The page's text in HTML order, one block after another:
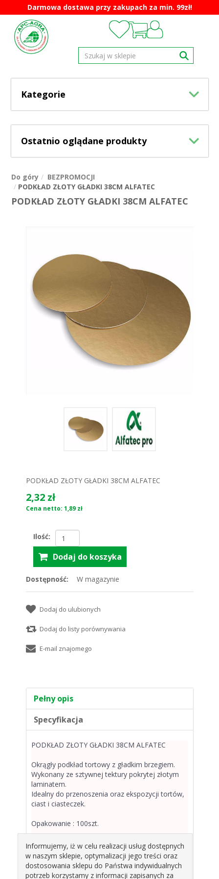
Darmowa dostawa przy zakupach za min. 99zł!
Kategorie
Ostatnio oglądane produkty
Do góry
BEZPROMOCJI
PODKŁAD ZŁOTY GŁADKI 38CM ALFATEC
PODKŁAD ZŁOTY GŁADKI 38CM ALFATEC
PODKŁAD ZŁOTY GŁADKI 38CM ALFATEC
2,32 zł
Cena netto: 1,89 zł
Ilość:
Dostępność: W magazynie
Pełny opis
Specyfikacja
PODKŁAD ZŁOTY GŁADKI 38CM ALFATEC
Okrągły podkład tortowy z gładkim brzegiem.
Wykonany ze sztywnej tektury pokrytej złotym
laminatem.
Idealny do przenoszenia oraz ekspozycji tortów,
ciast i ciasteczek.
Opakowanie : 100szt.
Produkty pokrewne
Informujemy, iż w celu realizacji usług dostępnych
w naszym sklepie, optymalizacji jego treści oraz
dostosowania sklepu do Państwa indywidualnych
potrzeb korzystamy z informacji zapisanych za